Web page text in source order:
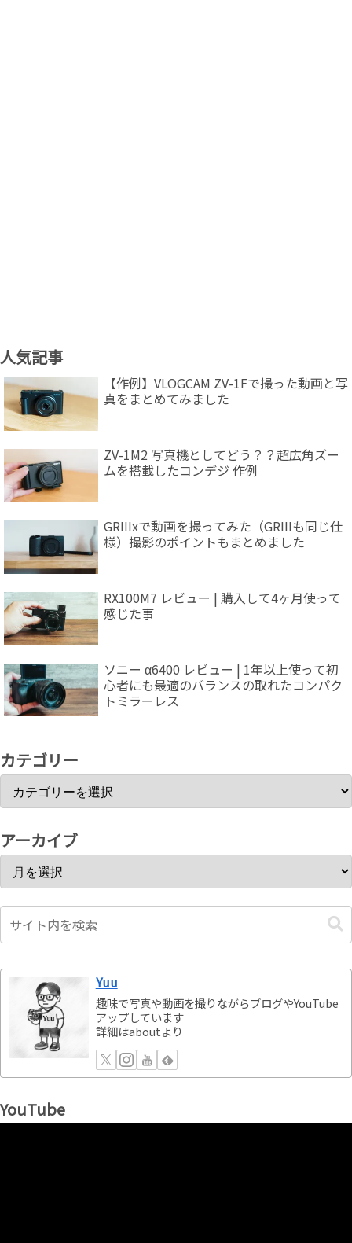
人気記事
【作例】VLOGCAM ZV-1Fで撮った動画と写
真をまとめてみました
ZV-1M2 写真機としてどう？？超広角ズー
ムを搭載したコンデジ 作例
GRIIIxで動画を撮ってみた（GRIIIも同じ仕
様）撮影のポイントもまとめました
RX100M7 レビュー | 購入して4ヶ月使って
感じた事
ソニー α6400 レビュー | 1年以上使って初
心者にも最適のバランスの取れたコンパク
トミラーレス
カテゴリー
アーカイブ
Yuu
趣味で写真や動画を撮りながらブログやYouTube
アップしています
詳細はaboutより
YouTube